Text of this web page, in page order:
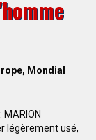
Mondial
légèrement usé,